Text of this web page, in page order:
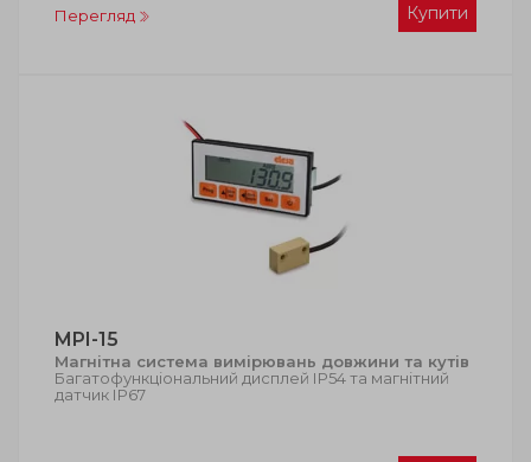
Перегляд Купити
MPI-15
Магнітна система вимірювань довжини та кутів
Багатофункціональний дисплей ІР54 та магнітний
датчик ІР67